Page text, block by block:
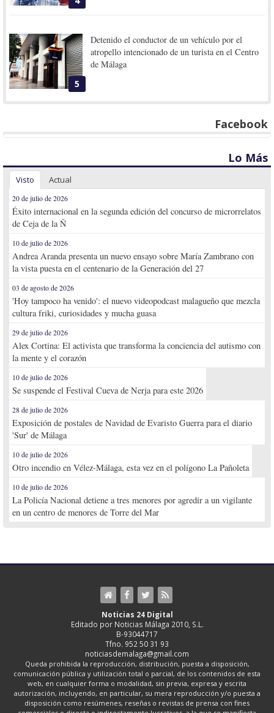
5
Detenido el conductor de un vehículo por el
atropello intencionado de un turista en el Centro
de Málaga
Facebook
Lo Más
Visto Actual
20 de julio de 2026
Éxito internacional en la segunda edición del concurso de microrrelatos
de Ceja de la Ñ
10 de julio de 2026
Andrea Aranda presenta un nuevo ensayo sobre María Zambrano con
la vista puesta en el centenario de la Generación del 27
03 de agosto de 2026
'Hoy tampoco ha venido': el nuevo videopodcast malagueño que mezcla
cultura friki, curiosidades y mucha guasa
29 de julio de 2026
Alex Cortina: El activista que transforma la conciencia del autismo con
la mente y el corazón
10 de julio de 2026
Se suspende el Festival Cueva de Nerja para este 2026
28 de julio de 2026
Exposición de postales de Navidad de Evaristo Guerra para el diario
'Sur' de Málaga
10 de julio de 2026
Otro incendio en Vélez-Málaga, esta vez en el polígono La Pañoleta
10 de julio de 2026
La Policía Nacional detiene a tres menores por agredir a un vigilante
en un centro de menores de Torre del Mar
Noticias 24 Digital
Editado por Noticias Málaga 2010, S.L.
B-93044717
Tfno. 952 50 31 93
noticiasdemalaga@gmail.com
Queda prohibida la reproducción, distribución, puesta a disposición,
comunicación pública y utilización total o parcial, de los contenidos de esta
web, en cualquier forma o modalidad, sin previa, expresa y escrita
autorización, incluyendo, en particular, su mera reproducción y/o puesta a
disposición como resúmenes, reseñas o revistas de prensa con fines